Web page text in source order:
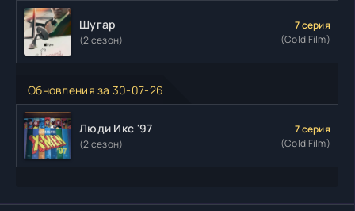
Шугар
(2 сезон)
7 серия
(Cold Film)
Обновления за 30-07-26
Люди Икс '97
(2 сезон)
7 серия
(Cold Film)